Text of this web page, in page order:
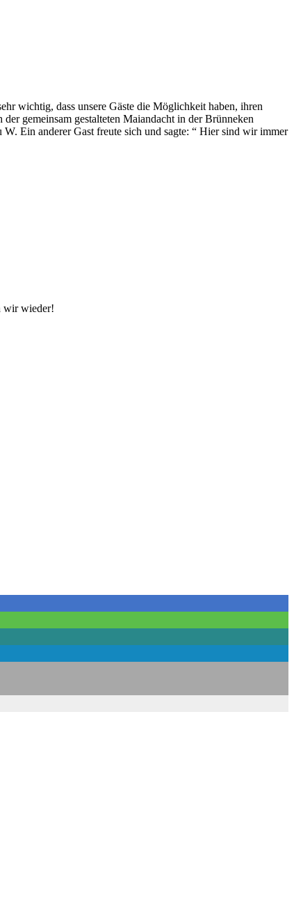
wichtig, dass unsere Gäste die Möglichkeit haben, ihren
gemeinsam gestalteten Maiandacht in der Brünneken
Ein anderer Gast freute sich und sagte: “ Hier sind wir immer
wir wieder!